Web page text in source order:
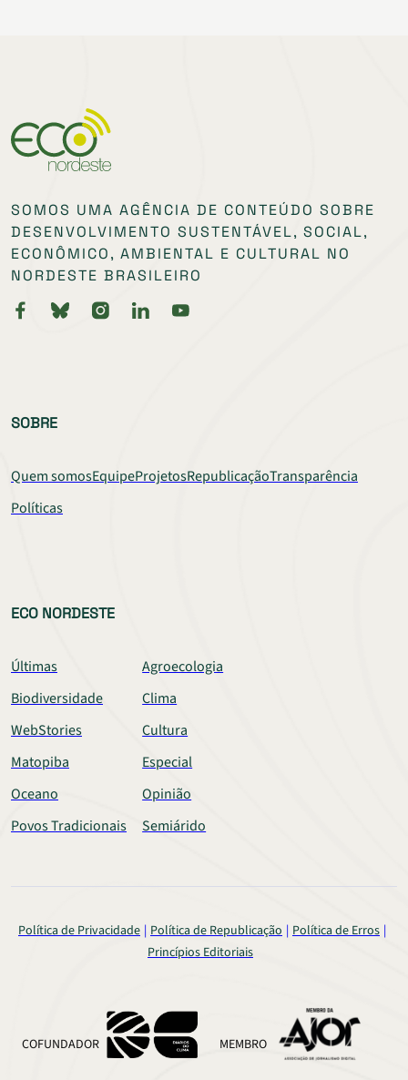
SOMOS UMA AGÊNCIA DE CONTEÚDO SOBRE
DESENVOLVIMENTO SUSTENTÁVEL, SOCIAL,
ECONÔMICO, AMBIENTAL E CULTURAL NO
NORDESTE BRASILEIRO
SOBRE
Quem somosEquipeProjetosRepublicaçãoTransparência
Políticas
ECO NORDESTE
Últimas
Agroecologia
Biodiversidade
Clima
WebStories
Cultura
Matopiba
Especial
Oceano
Opinião
Povos Tradicionais
Semiárido
Política de Privacidade Política de Republicação
Política de Erros
Princípios Editoriais
COFUNDADOR MEMBRO